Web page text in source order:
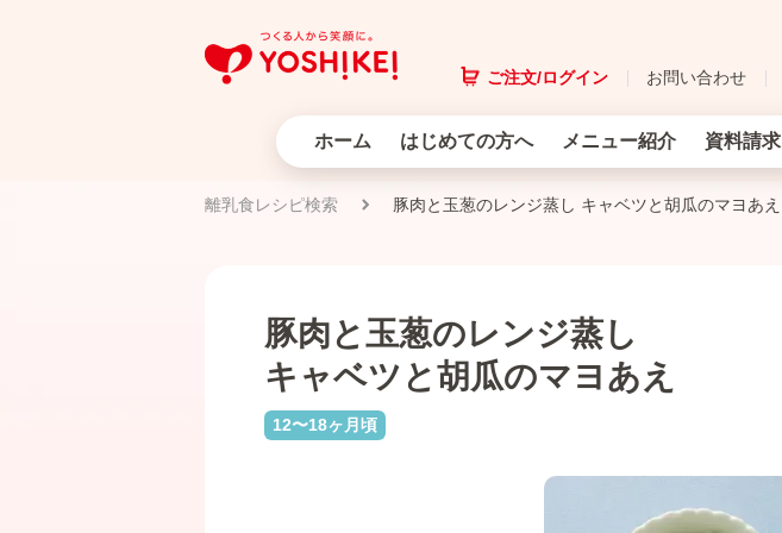
ご注文/ログイン お問い合わせ
ホーム はじめての方へ メニュー紹介 資料請求
離乳食レシピ検索 豚肉と玉葱のレンジ蒸し キャベツと胡瓜のマヨあえ
豚肉と玉葱のレンジ蒸し
キャベツと胡瓜のマヨあえ
12〜18ヶ月頃